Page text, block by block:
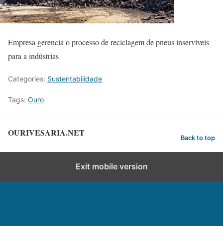
Empresa gerencia o processo de reciclagem de pneus inservíveis
para a indústrias
Categories: Sustentabilidade
Tags: Ouro
OURIVESARIA.NET Back to top
Exit mobile version